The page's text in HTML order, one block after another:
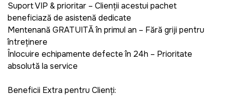
Suport VIP & prioritar – Clienții acestui pachet
beneficiază de asistență dedicate
Mentenanță GRATUITĂ în primul an – Fără griji pentru
întreținere
Înlocuire echipamente defecte în 24h – Prioritate
absolută la service
Beneficii Extra pentru Clienți: